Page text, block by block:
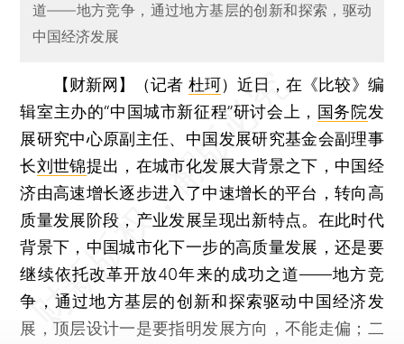
道——地方竞争，通过地方基层的创新和探索，驱动
中国经济发展
【财新网】（记者 杜珂） 近日，在《比较》编
辑室主办的“中国城市新征程”研讨会上， 国务院发
展研究中心原副主任、中国发展研究基金会副理事
长刘世锦提出，在城市化发展大背景之下，中国经
济由高速增长逐步进入了中速增长的平台，转向高
质量发展阶段，产业发展呈现出新特点。在此时代
背景下，中国城市化下一步的高质量发展，还是要
继续依托改革开放40年来的成功之道——地方竞
争，通过地方基层的创新和探索驱动中国经济发
展，顶层设计一是要指明发展方向，不能走偏；二